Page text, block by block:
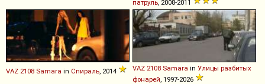
патруль , 2008-2011
VAZ 2108 Samara in Спираль , 2014 VAZ 2108 Samara in Улицы разбитых
фонарей , 1997-2026